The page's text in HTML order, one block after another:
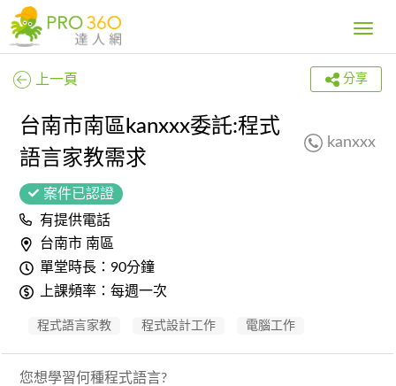
Toggle
上一頁 分享
台南市南區kanxxx委託:程式
語言家教需求
kanxxx
案件已認證
有提供電話
台南市 南區
單堂時長：90分鐘
上課頻率：每週一次
程式語言家教 程式設計工作 電腦工作
您想學習何種程式語言?